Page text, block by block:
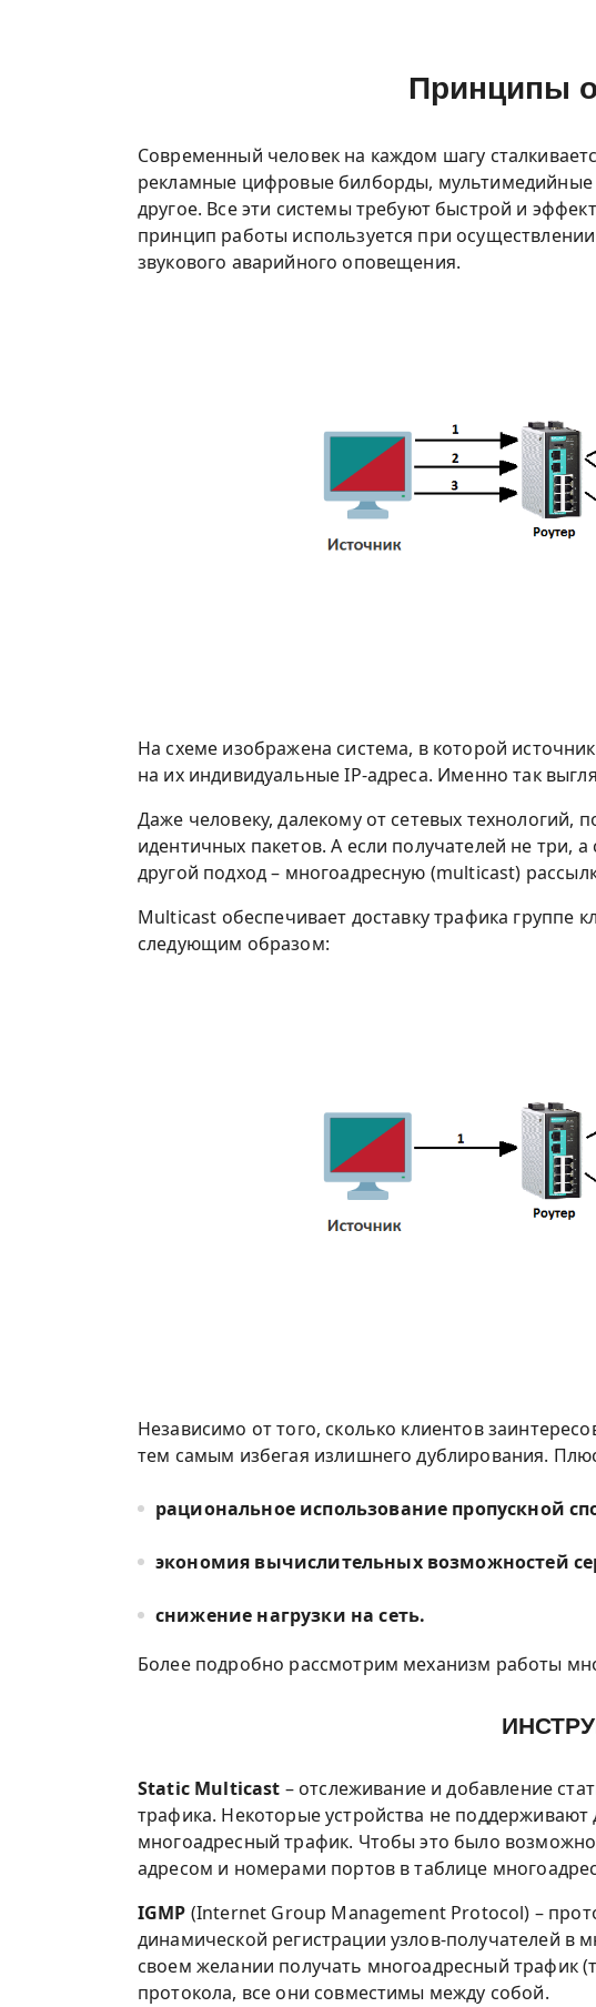
Принципы
Современный человек на каждом шагу
рекламные цифровые билборды, мультимедийные
другое. Все эти системы требуют быстрой и
принцип работы используется при
звукового аварийного оповещения.
На схеме изображена система, в которой
на их индивидуальные IP-адреса. Именно так
Даже человеку, далекому от сетевых технологий,
идентичных пакетов. А если получателей не
другой подход – многоадресную (multicast)
Multicast обеспечивает доставку трафика группе
следующим образом:
Независимо от того, сколько клиентов
тем самым избегая излишнего дублирования.
рациональное использование пропускной
экономия вычислительных возможностей
снижение нагрузки на сеть.
Более подробно рассмотрим механизм работы
Static Multicast – отслеживание и добавление
трафика. Некоторые устройства не
многоадресный трафик. Чтобы это было
адресом и номерами портов в таблице
IGMP (Internet Group Management Protocol) –
динамической регистрации узлов-получателей
своем желании получать многоадресный трафик
протокола, все они совместимы между собой.